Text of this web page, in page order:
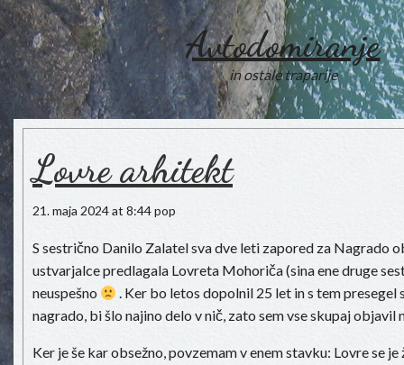
Avtodomiranje
in ostale traparije
Lovre arhitekt
21. maja 2024 at 8:44 pop
S sestrično Danilo Zalatel sva dve leti zapored za Nagrado
ustvarjalce predlagala Lovreta Mohoriča (sina ene druge
neuspešno
. Ker bo letos dopolnil 25 let in s tem presegel
nagrado, bi šlo najino delo v nič, zato sem vse skupaj objavil
Ker je še kar obsežno, povzemam v enem stavku: Lovre se